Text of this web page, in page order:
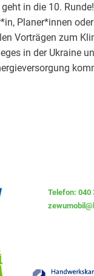
in die 10.
Planer*innen
Vorträgen zum
in der Ukraine
Telefon: 040